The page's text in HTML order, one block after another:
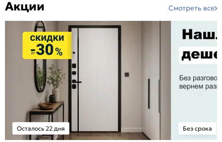
Акции Смотреть все
Осталось 22 дня Без срока